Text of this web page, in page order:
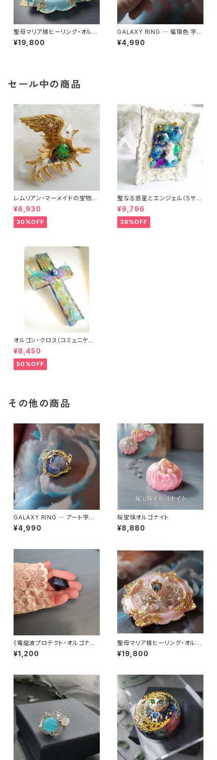
聖母マリア様ヒーリング・オルゴ
ナイト～セレスティアル・ブルー
の祈り～
¥19,800
GALAXY RING ― 瑠璃色 宇宙
を身にまとう
¥4,990
セール中の商品
レムリアン・マーメイドの宝物
（オルゴナイト）
¥6,930
30%OFF
聖なる惑星とエンジェル（Ｓサイ
ズ）（フレーム・ヒーリングアー
ト）
¥9,796
38%OFF
オルゴン・クロス（コミュニケー
ション）
¥8,450
50%OFF
その他の商品
GALAXY RING ― アート宇宙
を身にまとう
¥4,990
桜宝珠オルゴナイト
¥8,880
《電磁波プロテクト・オルゴナイ
ト》ダイヤ型オルゴナイト
¥1,200
聖母マリア様ヒーリング・オルゴ
ナイト～マリアピンクの光～
¥19,800